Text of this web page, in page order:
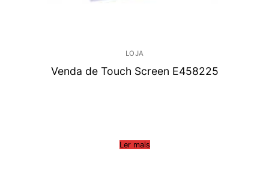
LOJA
Venda de Touch Screen E458225
Ler mais